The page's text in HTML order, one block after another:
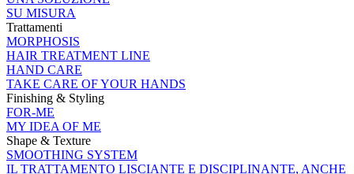
SU MISURA
Trattamenti
MORPHOSIS
HAIR TREATMENT LINE
HAND CARE
TAKE CARE OF YOUR HANDS
Finishing & Styling
FOR-ME
MY IDEA OF ME
Shape & Texture
SMOOTHING SYSTEM
IL TRATTAMENTO LISCIANTE E DISCIPLINANTE, ANCHE